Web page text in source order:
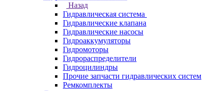
Назад
Гидравлическая система
Гидравлические клапана
Гидравлические насосы
Гидроаккумуляторы
Гидромоторы
Гидрораспределители
Гидроцилиндры
Прочие запчасти гидравлических систем
Ремкомплекты